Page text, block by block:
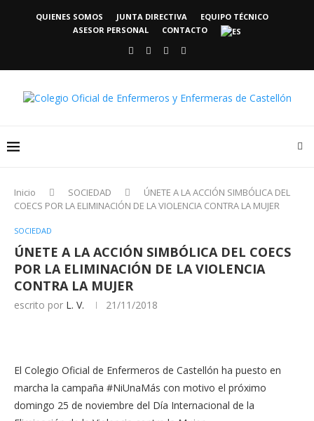
QUIENES SOMOS JUNTA DIRECTIVA
EQUIPO TÉCNICO
ASESOR PERSONAL
CONTACTO
Inicio SOCIEDAD
ÚNETE A LA ACCIÓN SIMBÓLICA DEL
COECS POR LA ELIMINACIÓN DE LA VIOLENCIA CONTRA LA MUJER
SOCIEDAD
ÚNETE A LA ACCIÓN SIMBÓLICA DEL COECS
POR LA ELIMINACIÓN DE LA VIOLENCIA
CONTRA LA MUJER
escrito por L. V. 21/11/2018
El Colegio Oficial de Enfermeros de Castellón ha puesto en
marcha la campaña #NiUnaMás con motivo el próximo
domingo 25 de noviembre del Día Internacional de la